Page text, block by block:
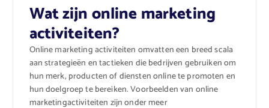
Wat zijn online marketing
activiteiten?
Online marketing activiteiten omvatten een breed scala
aan strategieën en tactieken die bedrijven gebruiken om
hun merk, producten of diensten online te promoten en
hun doelgroep te bereiken. Voorbeelden van online
marketingactiviteiten zijn onder meer